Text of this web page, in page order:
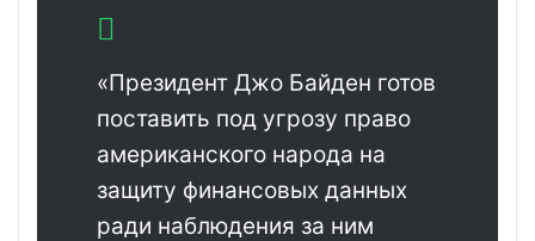
«Президент Джо Байден готов
поставить под угрозу право
американского народа на
защиту финансовых данных
ради наблюдения за ним